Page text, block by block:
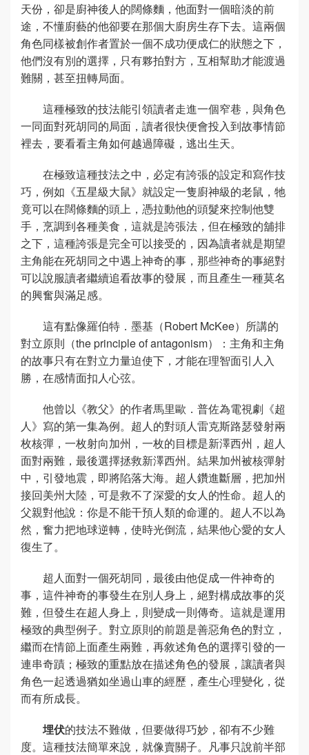
天份，卻是廚神後人的闊條麵，他面對一個暗淡的前
途，不懂廚藝的他卻要在那個大廚房生存下去。這兩個
角色同樣被創作者置於一個不成功便成仁的狀態之下，
他們沒有別的選擇，只有夥拍對方，互相幫助才能渡過
難關，甚至扭轉局面。
這種極致的技法能引領讀者走進一個窄巷，與角色
一同面對死胡同的局面，讀者很快便會投入到故事情節
裡去，要看看主角如何越過障礙，逃出生天。
在極致這種技法之中，必定有誇張的設定和寫作技
巧，例如《五星級大鼠》就設定一隻廚神級的老鼠，牠
竟可以在闊條麵的頭上，憑拉動他的頭髮來控制他雙
手，烹調到各種美食，這就是誇張法，但在極致的舖排
之下，這種誇張是完全可以接受的，因為讀者就是期望
主角能在死胡同之中遇上神奇的事，那些神奇的事絕對
可以說服讀者繼續追看故事的發展，而且產生一種莫名
的興奮與滿足感。
這有點像羅伯特．墨基（Robert McKee）所講的
對立原則（the principle of antagonism）：主角和主角
的故事只有在對立力量迫使下，才能在理智面引人入
勝，在感情面扣人心弦。
他曾以《教父》的作者馬里歐．普佐為電視劇《超
人》寫的第一集為例。超人的對頭人雷克斯路瑟發射兩
枚核彈，一枚射向加州，一枚的目標是新澤西州，超人
面對兩難，最後選擇拯救新澤西州。結果加州被核彈射
中，引發地震，即將陷落大海。超人鑽進斷層，把加州
接回美州大陸，可是救不了深愛的女人的性命。超人的
父親對他說：你是不能干預人類的命運的。超人不以為
然，奮力把地球逆轉，使時光倒流，結果他心愛的女人
復生了。
超人面對一個死胡同，最後由他促成一件神奇的
事，這件神奇的事發生在別人身上，絕對構成故事的災
難，但發生在超人身上，則變成一則傳奇。這就是運用
極致的典型例子。對立原則的前題是善惡角色的對立，
繼而在情節上面產生兩難，再敘述角色的選擇引發的一
連串奇蹟；極致的重點放在描述角色的發展，讓讀者與
角色一起透過猶如坐過山車的經歷，產生心理變化，從
而有所成長。
埋伏的技法不難做，但要做得巧妙，卻有不少難
度。這種技法簡單來說，就像賣關子。凡事只說前半部